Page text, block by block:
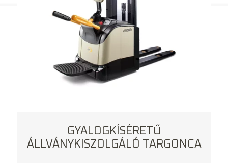
GYALOGKÍSÉRETŰ
ÁLLVÁNYKISZOLGÁLÓ TARGONCA